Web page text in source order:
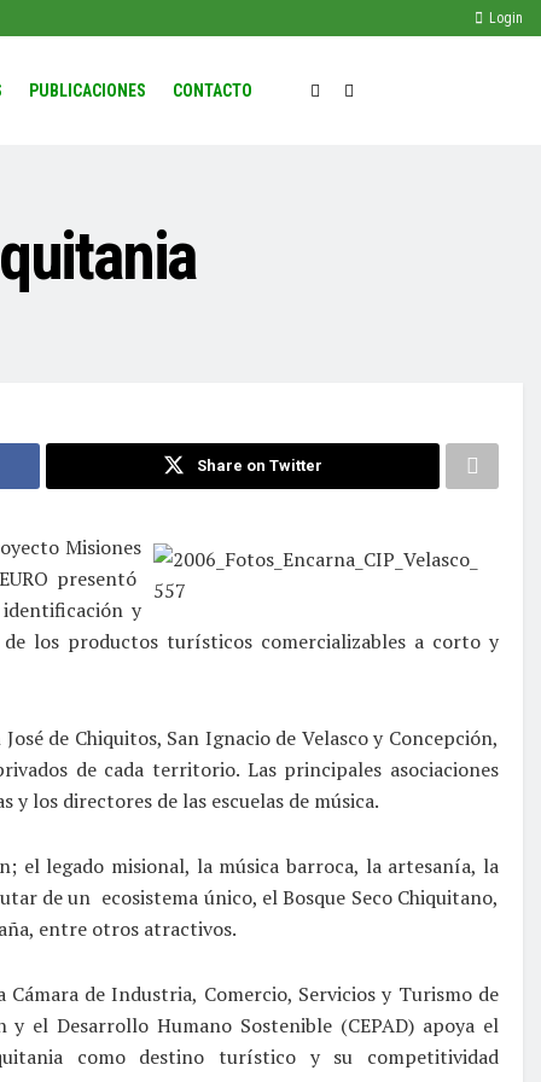
Login
PUBLICACIONES CONTACTO
Share on Twitter
Misiones
presentó
y
los productos turísticos comercializables a corto y
de Chiquitos, San Ignacio de Velasco y Concepción,
de cada territorio. Las principales asociaciones
y los directores de las escuelas de música.
el legado misional, la música barroca, la artesanía, la
de un ecosistema único, el Bosque Seco Chiquitano,
entre otros atractivos.
de Industria, Comercio, Servicios y Turismo de
el Desarrollo Humano Sostenible (CEPAD) apoya el
como destino turístico y su competitividad